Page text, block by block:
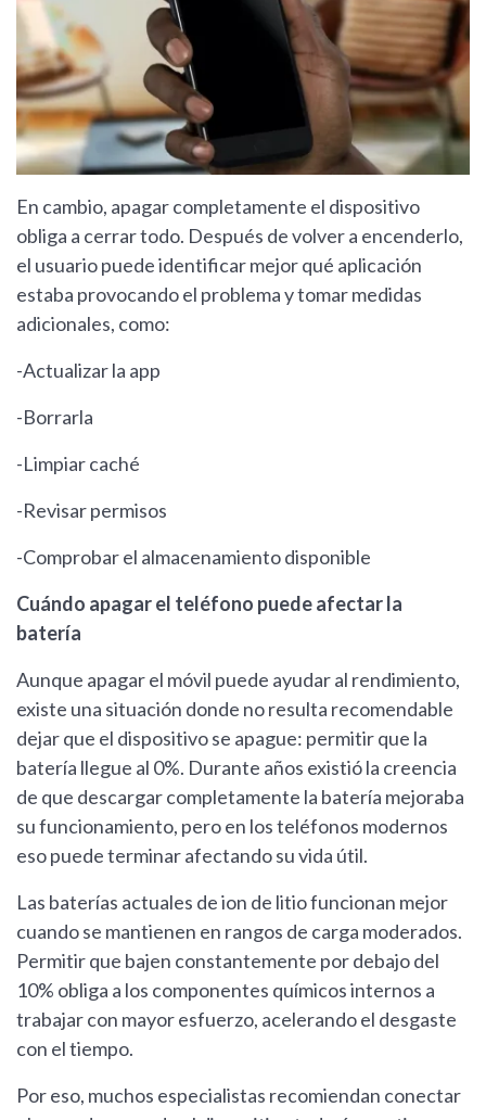
En cambio, apagar completamente el dispositivo
obliga a cerrar todo. Después de volver a encenderlo,
el usuario puede identificar mejor qué aplicación
estaba provocando el problema y tomar medidas
adicionales, como:
-Actualizar la app
-Borrarla
-Limpiar caché
-Revisar permisos
-Comprobar el almacenamiento disponible
Cuándo apagar el teléfono puede afectar la
batería
Aunque apagar el móvil puede ayudar al rendimiento,
existe una situación donde no resulta recomendable
dejar que el dispositivo se apague: permitir que la
batería llegue al 0%. Durante años existió la creencia
de que descargar completamente la batería mejoraba
su funcionamiento, pero en los teléfonos modernos
eso puede terminar afectando su vida útil.
Las baterías actuales de ion de litio funcionan mejor
cuando se mantienen en rangos de carga moderados.
Permitir que bajen constantemente por debajo del
10% obliga a los componentes químicos internos a
trabajar con mayor esfuerzo, acelerando el desgaste
con el tiempo.
Por eso, muchos especialistas recomiendan conectar